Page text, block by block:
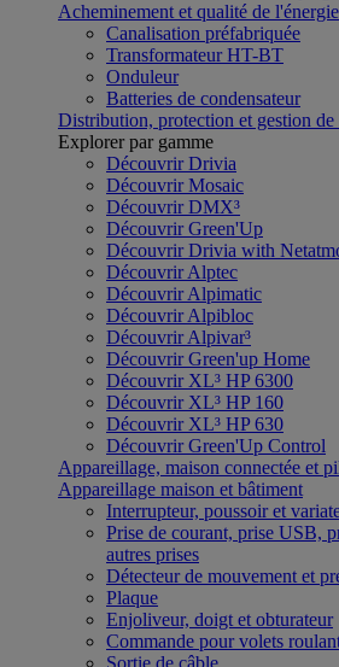
Acheminement et qualité de l'énergie
Canalisation préfabriquée
Transformateur HT-BT
Onduleur
Batteries de condensateur
Distribution, protection et gestion de
Explorer par gamme
Découvrir Drivia
Découvrir Mosaic
Découvrir DMX³
Découvrir Green'Up
Découvrir Drivia with
Découvrir Alptec
Découvrir Alpimatic
Découvrir Alpibloc
Découvrir Alpivar³
Découvrir Green'up Home
Découvrir XL³ HP 6300
Découvrir XL³ HP 160
Découvrir XL³ HP 630
Découvrir Green'Up Control
Appareillage, maison connectée et
Appareillage maison et bâtiment
Interrupteur, poussoir et
Prise de courant, prise USB,
autres prises
Détecteur de mouvement et
Plaque
Enjoliveur, doigt et obturateur
Commande pour volets
Sortie de câble